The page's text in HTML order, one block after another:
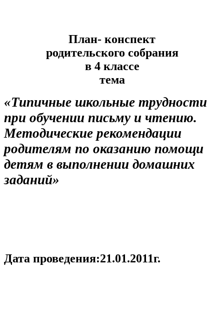
План- конспект
родительского собрания
в 4 классе
тема
«Типичные школьные трудности
при обучении письму и чтению.
Методические рекомендации
родителям по оказанию помощи
детям в выполнении домашних
заданий»
Дата проведения:21.01.2011г.